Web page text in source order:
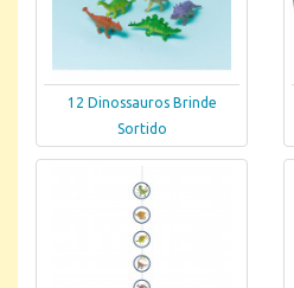
12 Dinossauros Brinde
Sortido